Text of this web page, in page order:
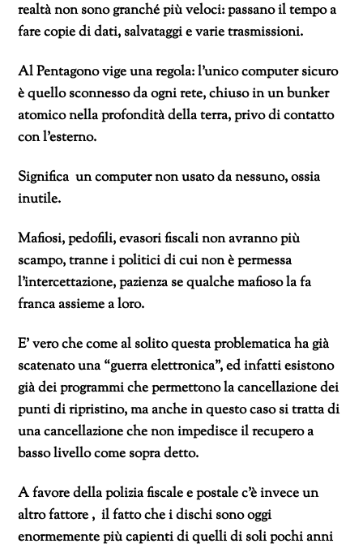
realtà non sono granché più veloci: passano il tempo a
fare copie di dati, salvataggi e varie trasmissioni.
Al Pentagono vige una regola: l’unico computer sicuro
è quello sconnesso da ogni rete, chiuso in un bunker
atomico nella profondità della terra, privo di contatto
con l’esterno.
Significa un computer non usato da nessuno, ossia
inutile.
Mafiosi, pedofili, evasori fiscali non avranno più
scampo, tranne i politici di cui non è permessa
l’intercettazione, pazienza se qualche mafioso la fa
franca assieme a loro.
E’ vero che come al solito questa problematica ha già
scatenato una “guerra elettronica”, ed infatti esistono
già dei programmi che permettono la cancellazione dei
punti di ripristino, ma anche in questo caso si tratta di
una cancellazione che non impedisce il recupero a
basso livello come sopra detto.
A favore della polizia fiscale e postale c’è invece un
altro fattore , il fatto che i dischi sono oggi
enormemente più capienti di quelli di soli pochi anni